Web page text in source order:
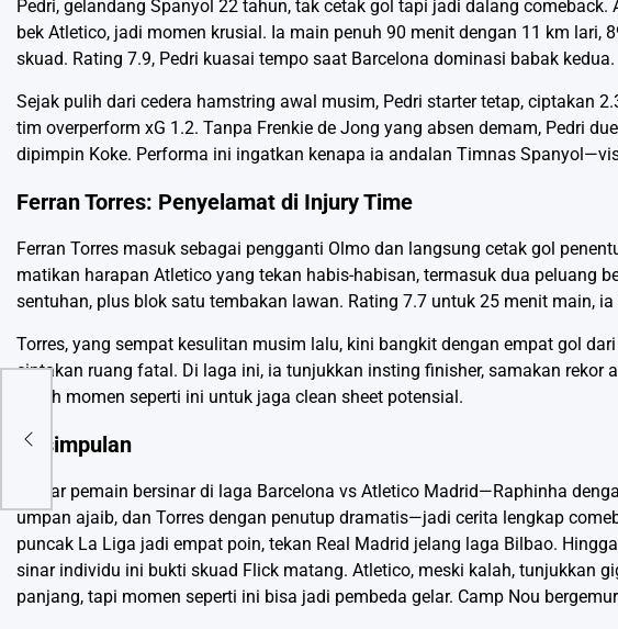
Pedri, gelandang Spanyol 22 tahun, tak cetak gol tapi jadi dalang
bek Atletico, jadi momen krusial. Ia main penuh 90 menit dengan 11 km lari,
skuad. Rating 7.9, Pedri kuasai tempo saat Barcelona dominasi babak kedua.
Sejak pulih dari cedera hamstring awal musim, Pedri starter tetap, ciptakan
tim overperform xG 1.2. Tanpa Frenkie de Jong yang absen demam, Pedri
dipimpin Koke. Performa ini ingatkan kenapa ia andalan Timnas
Ferran Torres: Penyelamat di Injury Time
Ferran Torres masuk sebagai pengganti Olmo dan langsung cetak gol
matikan harapan Atletico yang tekan habis-habisan, termasuk dua peluang
sentuhan, plus blok satu tembakan lawan. Rating 7.7 untuk 25 menit main,
Torres, yang sempat kesulitan musim lalu, kini bangkit dengan empat gol
ciptakan ruang fatal. Di laga ini, ia tunjukkan insting finisher, samakan
butuh momen seperti ini untuk jaga clean sheet potensial.
Kesimpulan
Daftar pemain bersinar di laga Barcelona vs Atletico Madrid—Raphinha
umpan ajaib, dan Torres dengan penutup dramatis—jadi cerita lengkap
puncak La Liga jadi empat poin, tekan Real Madrid jelang laga Bilbao.
sinar individu ini bukti skuad Flick matang. Atletico, meski kalah, tunjukkan
panjang, tapi momen seperti ini bisa jadi pembeda gelar. Camp Nou